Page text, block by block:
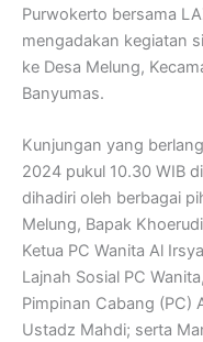
Purwokerto bersama
mengadakan kegiatan
ke Desa Melung,
Banyumas.
Kunjungan yang
2024 pukul 10.30 WIB
dihadiri oleh berbagai
Melung, Bapak
Ketua PC Wanita Al
Lajnah Sosial PC
Pimpinan Cabang (PC)
Ustadz Mahdi; serta